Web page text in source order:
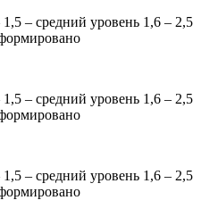
– средний уровень 1,6 – 2,5
– средний уровень 1,6 – 2,5
– средний уровень 1,6 – 2,5